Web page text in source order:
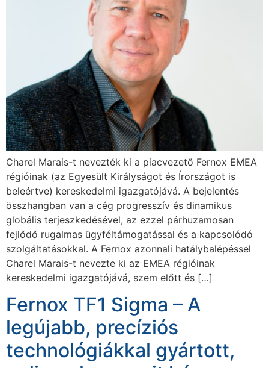
Charel Marais-t nevezték ki a piacvezető Fernox EMEA
régióinak (az Egyesült Királyságot és Írországot is
beleértve) kereskedelmi igazgatójává. A bejelentés
összhangban van a cég progresszív és dinamikus
globális terjeszkedésével, az ezzel párhuzamosan
fejlődő rugalmas ügyféltámogatással és a kapcsolódó
szolgáltatásokkal. A Fernox azonnali hatálybalépéssel
Charel Marais-t nevezte ki az EMEA régióinak
kereskedelmi igazgatójává, szem előtt és […]
Fernox TF1 Sigma – A
legújabb, precíziós
technológiákkal gyártott,